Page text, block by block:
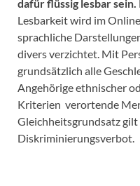
dafür flüssig lesbar sein.
Lesbarkeit wird im
sprachliche
divers verzichtet. Mit
grundsätzlich alle
Angehörige ethnischer
Kriterien verortende
Gleichheitsgrundsatz gilt
Diskriminierungsverbot.